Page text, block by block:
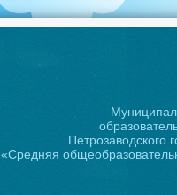
Петрозаводского
«Средняя